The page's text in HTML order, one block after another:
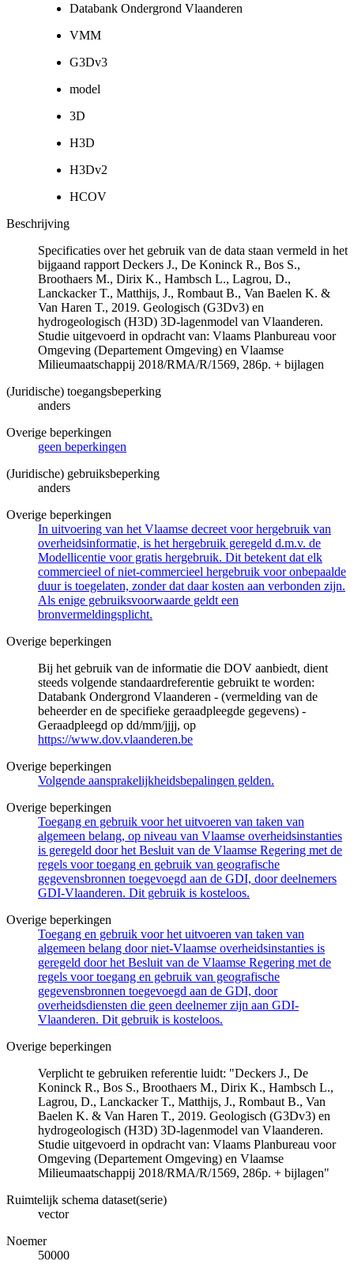
Databank Ondergrond Vlaanderen
VMM
G3Dv3
model
3D
H3D
H3Dv2
HCOV
Beschrijving
Specificaties over het gebruik van de data staan vermeld in het
bijgaand rapport Deckers J., De Koninck R., Bos S.,
Broothaers M., Dirix K., Hambsch L., Lagrou, D.,
Lanckacker T., Matthijs, J., Rombaut B., Van Baelen K. &
Van Haren T., 2019. Geologisch (G3Dv3) en
hydrogeologisch (H3D) 3D-lagenmodel van Vlaanderen.
Studie uitgevoerd in opdracht van: Vlaams Planbureau voor
Omgeving (Departement Omgeving) en Vlaamse
Milieumaatschappij 2018/RMA/R/1569, 286p. + bijlagen
(Juridische) toegangsbeperking
anders
Overige beperkingen
geen beperkingen
(Juridische) gebruiksbeperking
anders
Overige beperkingen
In uitvoering van het Vlaamse decreet voor hergebruik van
overheidsinformatie, is het hergebruik geregeld d.m.v. de
Modellicentie voor gratis hergebruik. Dit betekent dat elk
commercieel of niet-commercieel hergebruik voor onbepaalde
duur is toegelaten, zonder dat daar kosten aan verbonden zijn.
Als enige gebruiksvoorwaarde geldt een
bronvermeldingsplicht.
Overige beperkingen
Bij het gebruik van de informatie die DOV aanbiedt, dient
steeds volgende standaardreferentie gebruikt te worden:
Databank Ondergrond Vlaanderen - (vermelding van de
beheerder en de specifieke geraadpleegde gegevens) -
Geraadpleegd op dd/mm/jjjj, op
https://www.dov.vlaanderen.be
Overige beperkingen
Volgende aansprakelijkheidsbepalingen gelden.
Overige beperkingen
Toegang en gebruik voor het uitvoeren van taken van
algemeen belang, op niveau van Vlaamse overheidsinstanties
is geregeld door het Besluit van de Vlaamse Regering met de
regels voor toegang en gebruik van geografische
gegevensbronnen toegevoegd aan de GDI, door deelnemers
GDI-Vlaanderen. Dit gebruik is kosteloos.
Overige beperkingen
Toegang en gebruik voor het uitvoeren van taken van
algemeen belang door niet-Vlaamse overheidsinstanties is
geregeld door het Besluit van de Vlaamse Regering met de
regels voor toegang en gebruik van geografische
gegevensbronnen toegevoegd aan de GDI, door
overheidsdiensten die geen deelnemer zijn aan GDI-
Vlaanderen. Dit gebruik is kosteloos.
Overige beperkingen
Verplicht te gebruiken referentie luidt: "Deckers J., De
Koninck R., Bos S., Broothaers M., Dirix K., Hambsch L.,
Lagrou, D., Lanckacker T., Matthijs, J., Rombaut B., Van
Baelen K. & Van Haren T., 2019. Geologisch (G3Dv3) en
hydrogeologisch (H3D) 3D-lagenmodel van Vlaanderen.
Studie uitgevoerd in opdracht van: Vlaams Planbureau voor
Omgeving (Departement Omgeving) en Vlaamse
Milieumaatschappij 2018/RMA/R/1569, 286p. + bijlagen"
Ruimtelijk schema dataset(serie)
vector
Noemer
50000